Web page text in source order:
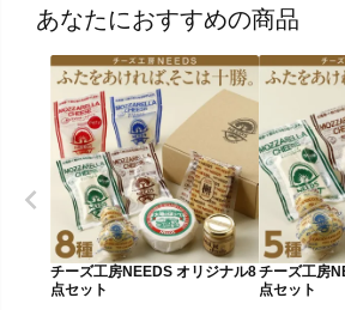
あなたにおすすめの商品
チーズ工房NEEDS オリジナル8
点セット
チーズ工房
点セット